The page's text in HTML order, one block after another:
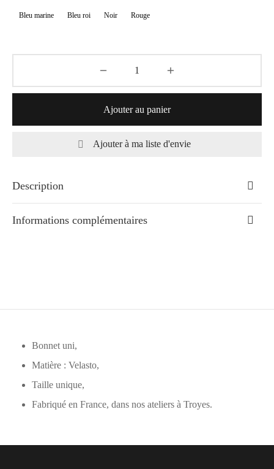
Bleu marine Bleu roi Noir Rouge
Ajouter au panier
Ajouter à ma liste d'envie
Description
Informations complémentaires
Bonnet uni,
Matière : Velasto,
Taille unique,
Fabriqué en France, dans nos ateliers à Troyes.